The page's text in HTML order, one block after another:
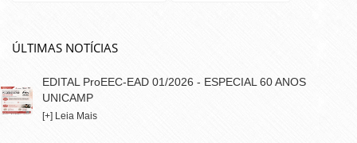
ÚLTIMAS NOTÍCIAS
EDITAL ProEEC-EAD 01/2026 - ESPECIAL 60 ANOS
UNICAMP
[+] Leia Mais